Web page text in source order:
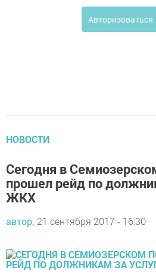
Авторизоваться
НОВОСТИ
Сегодня в
прошел рейд по
ЖКХ
автор, 21 сентября 2017 - 16:30